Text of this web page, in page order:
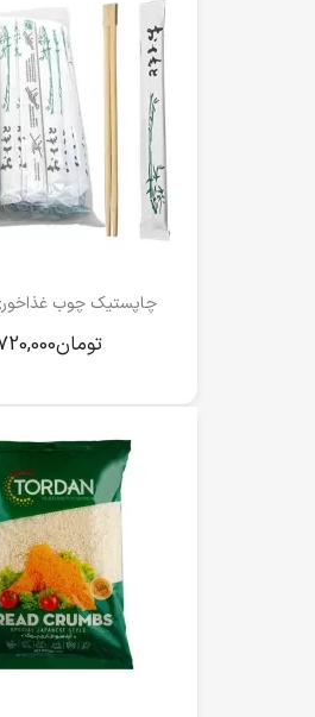
چاپستیک چوب
‎تومان720,000